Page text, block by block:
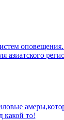
какой то!